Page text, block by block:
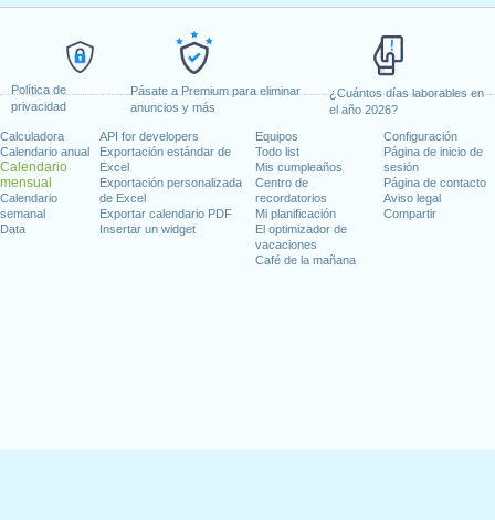
Política de
privacidad
Pásate a Premium para eliminar
anuncios y más
¿Cuántos días laborables en
el año 2026?
Calculadora
Calendario anual
Calendario
mensual
Calendario
semanal
Data
API for developers
Exportación estándar de
Excel
Exportación personalizada
de Excel
Exportar calendario PDF
Insertar un widget
Equipos
Todo list
Mis cumpleaños
Centro de
recordatorios
Mi planificación
El optimizador de
vacaciones
Café de la mañana
Configuración
Página de inicio de
sesión
Página de contacto
Aviso legal
Compartir